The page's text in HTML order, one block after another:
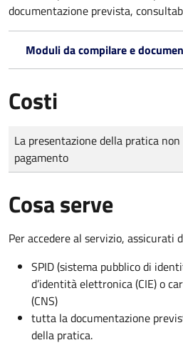
documentazione prevista,
Moduli da compilare e
Costi
Tipo di pagamento
Importo
La presentazione della pratica
pagamento
Cosa serve
Per accedere al servizio, assicurati
SPID (sistema pubblico di
d’identità elettronica (CIE) o
(CNS)
tutta la documentazione
della pratica.